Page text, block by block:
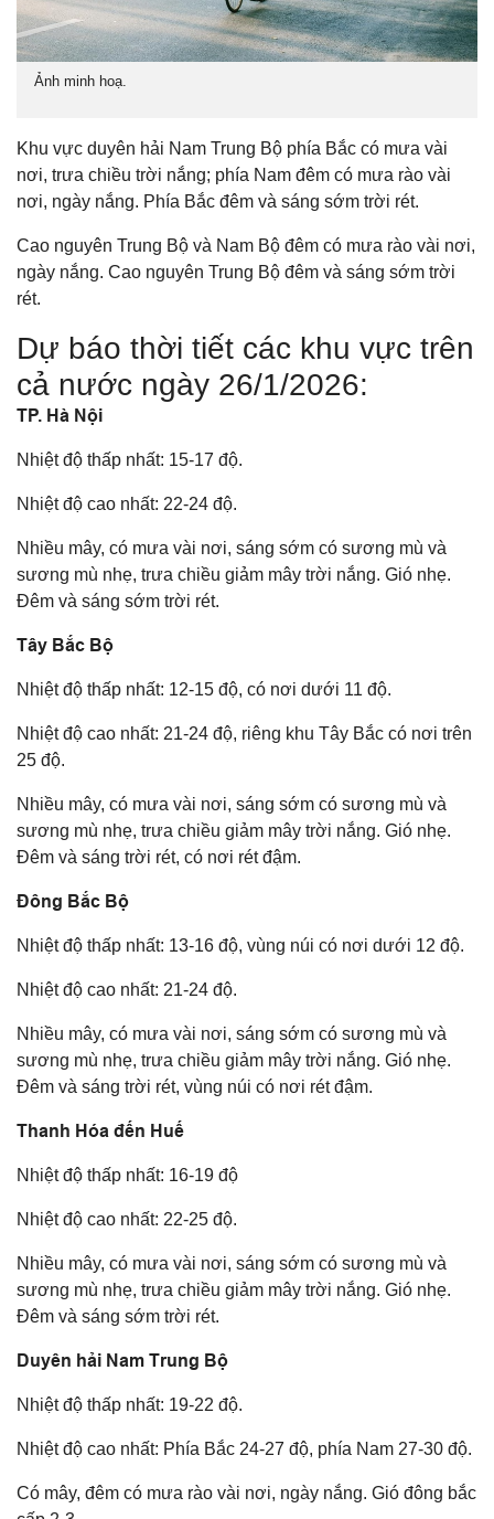
Ảnh minh hoạ.
Khu vực duyên hải Nam Trung Bộ phía Bắc có mưa vài
nơi, trưa chiều trời nắng; phía Nam đêm có mưa rào vài
nơi, ngày nắng. Phía Bắc đêm và sáng sớm trời rét.
Cao nguyên Trung Bộ và Nam Bộ đêm có mưa rào vài nơi,
ngày nắng. Cao nguyên Trung Bộ đêm và sáng sớm trời
rét.
Dự báo thời tiết các khu vực trên
cả nước ngày 26/1/2026:
TP. Hà Nội
Nhiệt độ thấp nhất: 15-17 độ.
Nhiệt độ cao nhất: 22-24 độ.
Nhiều mây, có mưa vài nơi, sáng sớm có sương mù và
sương mù nhẹ, trưa chiều giảm mây trời nắng. Gió nhẹ.
Đêm và sáng sớm trời rét.
Tây Bắc Bộ
Nhiệt độ thấp nhất: 12-15 độ, có nơi dưới 11 độ.
Nhiệt độ cao nhất: 21-24 độ, riêng khu Tây Bắc có nơi trên
25 độ.
Nhiều mây, có mưa vài nơi, sáng sớm có sương mù và
sương mù nhẹ, trưa chiều giảm mây trời nắng. Gió nhẹ.
Đêm và sáng trời rét, có nơi rét đậm.
Đông Bắc Bộ
Nhiệt độ thấp nhất: 13-16 độ, vùng núi có nơi dưới 12 độ.
Nhiệt độ cao nhất: 21-24 độ.
Nhiều mây, có mưa vài nơi, sáng sớm có sương mù và
sương mù nhẹ, trưa chiều giảm mây trời nắng. Gió nhẹ.
Đêm và sáng trời rét, vùng núi có nơi rét đậm.
Thanh Hóa đến Huế
Nhiệt độ thấp nhất: 16-19 độ
Nhiệt độ cao nhất: 22-25 độ.
Nhiều mây, có mưa vài nơi, sáng sớm có sương mù và
sương mù nhẹ, trưa chiều giảm mây trời nắng. Gió nhẹ.
Đêm và sáng sớm trời rét.
Duyên hải Nam Trung Bộ
Nhiệt độ thấp nhất: 19-22 độ.
Nhiệt độ cao nhất: Phía Bắc 24-27 độ, phía Nam 27-30 độ.
Có mây, đêm có mưa rào vài nơi, ngày nắng. Gió đông bắc